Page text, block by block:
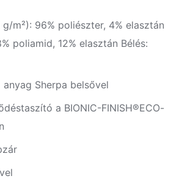
m²): 96% poliészter, 4% elasztán
poliamid, 12% elasztán Bélés:
Sherpa belsővel
a BIONIC-FINISH®ECO-